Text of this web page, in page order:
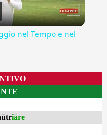
nel Tempo e nel
iāre